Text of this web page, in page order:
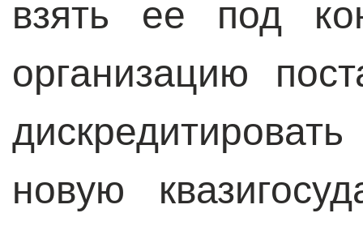
взять ее под
организацию
новую